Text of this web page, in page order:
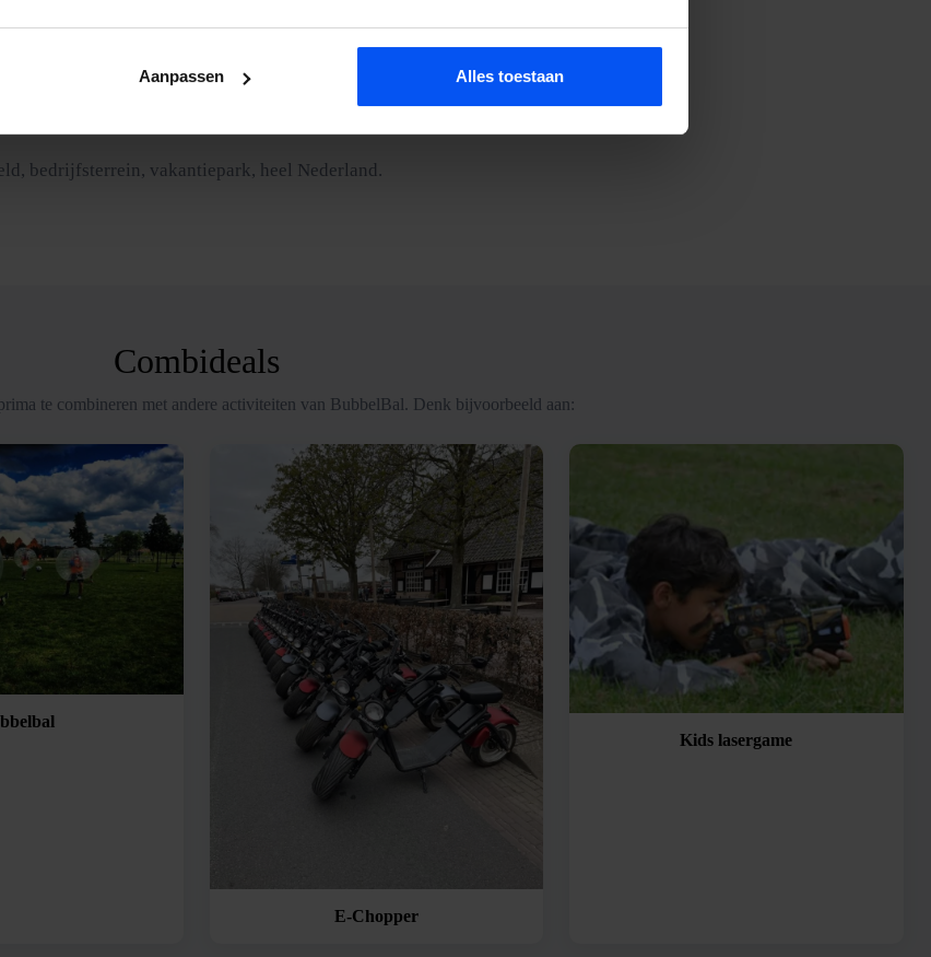
Aanpassen Alles toestaan
extra goed. We annuleren alleen bij onweer of zware storm.
teams en rondes.
bedrijfsterrein, vakantiepark, heel Nederland.
Combideals
te combineren met andere activiteiten van BubbelBal. Denk bijvoorbeeld aan:
E-Chopper
Kids lasergame